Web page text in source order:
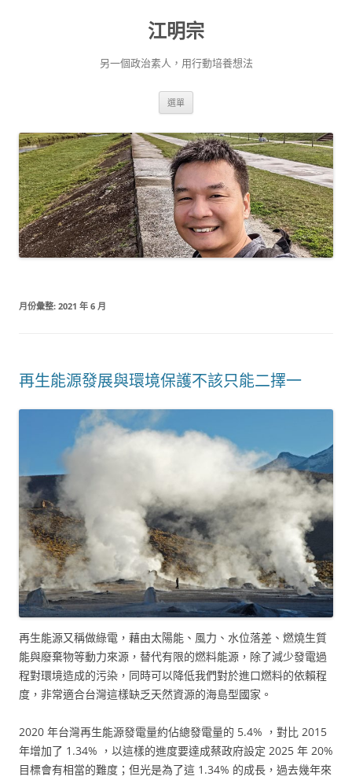
江明宗
另一個政治素人，用行動培養想法
選單
月份彙整: 2021 年 6 月
再生能源發展與環境保護不該只能二擇一
再生能源又稱做綠電，藉由太陽能、風力、水位落差、燃燒生質
能與廢棄物等動力來源，替代有限的燃料能源，除了減少發電過
程對環境造成的污染，同時可以降低我們對於進口燃料的依賴程
度，非常適合台灣這樣缺乏天然資源的海島型國家。
2020 年台灣再生能源發電量約佔總發電量的 5.4% ，對比 2015
年增加了 1.34% ，以這樣的進度要達成蔡政府設定 2025 年 20%
目標會有相當的難度；但光是為了這 1.34% 的成長，過去幾年來